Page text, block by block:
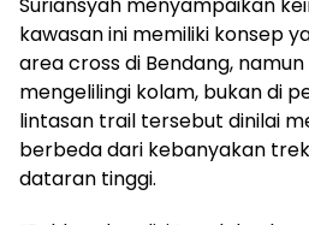
kawasan ini memiliki konsep
area cross di Bendang,
mengelilingi kolam, bukan di
lintasan trail tersebut dinilai
berbeda dari kebanyakan
dataran tinggi.